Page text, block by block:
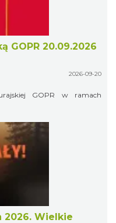
GOPR 20.09.2026
2026-09-20
GOPR w ramach
2026. Wielkie